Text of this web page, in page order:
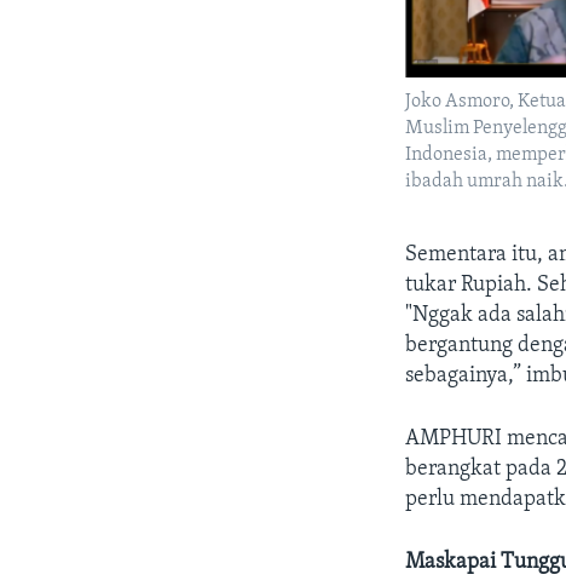
Joko Asmoro,
Muslim
Indonesia,
ibadah umrah
Sementara itu,
tukar Rupiah.
"Nggak ada
bergantung
sebagainya,”
AMPHURI
berangkat pada
perlu
Maskapai